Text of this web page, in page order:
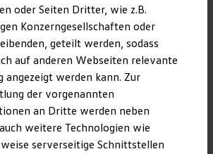
R und R Experience
entdecken
visit
Kollektion
Kollektion
oder Seiten Dritter, wie z.B.
Konzerngesellschaften oder
geteilt werden, sodass
auf anderen Webseiten relevante
angezeigt werden kann. Zur
der vorgenannten
an Dritte werden neben
weitere Technologien wie
serverseitige Schnittstellen